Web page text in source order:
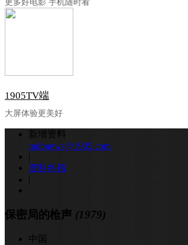
更多好电影 手机随时看
1905TV端
大屏体验更美好
新增资料
mdbnews@1905.com
|
资料纠错
|
保密局的枪声 (1979)
中国